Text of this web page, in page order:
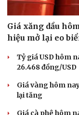
Giá xăng dầu
hiệu mở lại eo
Tỷ giá USD hôm
26.468 đồng/USD
Giá vàng hôm
lại tăng
Giá cà phê hôm